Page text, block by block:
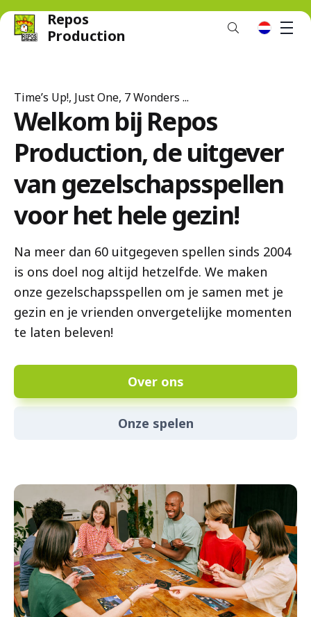
Repos
Production
nl
Time’s Up!, Just One, 7 Wonders ...
Welkom bij Repos
Production, de uitgever
van gezelschapsspellen
voor het hele gezin!
Na meer dan 60 uitgegeven spellen sinds 2004
is ons doel nog altijd hetzelfde. We maken
onze gezelschapsspellen om je samen met je
gezin en je vrienden onvergetelijke momenten
te laten beleven!
Over ons
Onze spelen